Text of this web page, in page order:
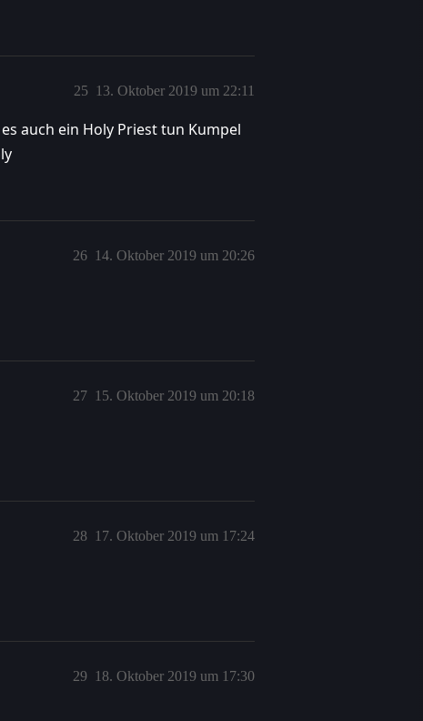
13. Oktober 2019 um 22:11
25
auch ein Holy Priest tun Kumpel
14. Oktober 2019 um 20:26
26
15. Oktober 2019 um 20:18
27
17. Oktober 2019 um 17:24
28
18. Oktober 2019 um 17:30
29